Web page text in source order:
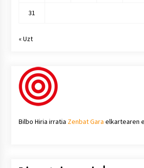
31
« Uzt
Bilbo Hiria irratia Zenbat Gara elkartearen